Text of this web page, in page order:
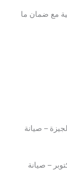
مع ضمان ما
– صيانة
– صيانة بالشرقية – صيانة ب6 اكتوبر – صيانة